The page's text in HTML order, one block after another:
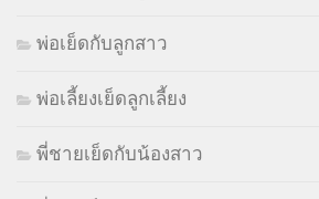
พ่อเย็ดกับลูกสาว
พ่อเลี้ยงเย็ดลูกเลี้ยง
พี่ชายเย็ดกับน้องสาว